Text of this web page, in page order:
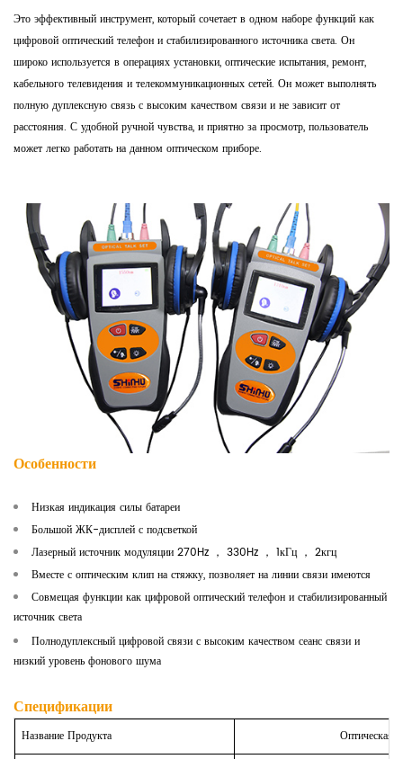
Это эффективный инструмент, который сочетает в одном наборе функций как
цифровой оптический телефон и стабилизированного источника света. Он
широко используется в операциях установки, оптические испытания, ремонт,
кабельного телевидения и телекоммуникационных сетей. Он может выполнять
полную дуплексную связь с высоким качеством связи и не зависит от
расстояния. С удобной ручной чувства, и приятно за просмотр, пользователь
может легко работать на данном оптическом приборе.
Особенности
Низкая индикация силы батареи
Большой ЖК-дисплей с подсветкой
Лазерный источник модуляции 270Hz ， 330Hz ， 1кГц， 2кгц
Вместе с оптическим клип на стяжку, позволяет на линии связи имеются
Совмещая функции как цифровой оптический телефон и стабилизированный
источник света
Полнодуплексный цифровой связи с высоким качеством сеанс связи и
низкий уровень фонового шума
Спецификации
Название Продукта Оптическая